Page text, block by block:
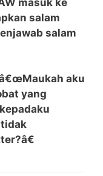
salam
salam
aku
yang